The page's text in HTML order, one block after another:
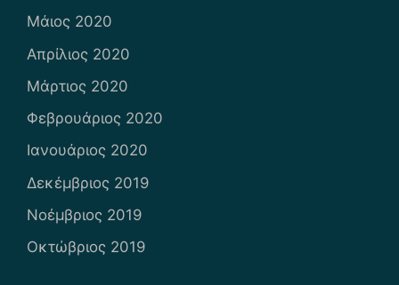
Μάιος 2020
Απρίλιος 2020
Μάρτιος 2020
Φεβρουάριος 2020
Ιανουάριος 2020
Δεκέμβριος 2019
Νοέμβριος 2019
Οκτώβριος 2019